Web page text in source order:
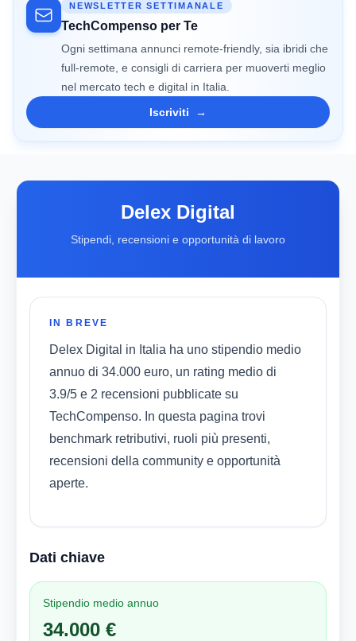
NEWSLETTER SETTIMANALE
TechCompenso per Te
Ogni settimana annunci remote-friendly, sia ibridi che
full-remote, e consigli di carriera per muoverti meglio
nel mercato tech e digital in Italia.
Iscriviti
→
Delex Digital
Stipendi, recensioni e opportunità di lavoro
IN BREVE
Delex Digital in Italia ha uno stipendio medio
annuo di 34.000 euro, un rating medio di
3.9/5 e 2 recensioni pubblicate su
TechCompenso. In questa pagina trovi
benchmark retributivi, ruoli più presenti,
recensioni della community e opportunità
aperte.
Dati chiave
Stipendio medio annuo
34.000 €